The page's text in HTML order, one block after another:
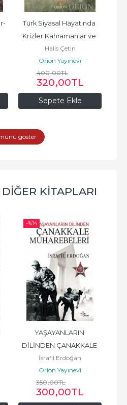
Sepete Ekle
Türk Siyasal Hayatında
Krizler Kahramanlar ve
Hainler 4. Cilt-Halis Çetin
Halis Çetin
Orion Yayınevi
400,00TL
320,00TL
göster
KITAPLARI
-%14
YAŞAYANLARIN
DİLİNDEN ÇANAKKALE
MUHAREBELERİ
İsrafil Erdoğan
Orion Yayınevi
350,00TL
300,00TL